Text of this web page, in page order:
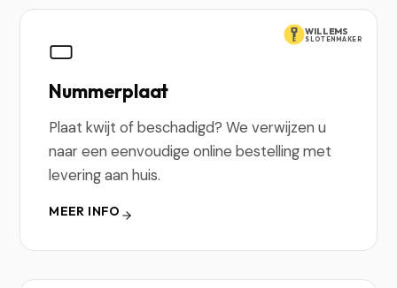
WILLEMS
SLOTENMAKER
Nummerplaat
Plaat kwijt of beschadigd? We verwijzen u
naar een eenvoudige online bestelling met
levering aan huis.
MEER INFO